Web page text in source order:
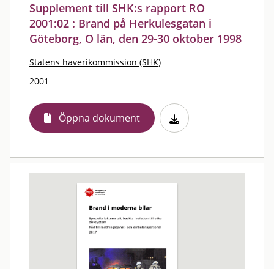
Supplement till SHK:s rapport RO
2001:02 : Brand på Herkulesgatan i
Göteborg, O län, den 29-30 oktober 1998
Statens haverikommission (SHK)
2001
Öppna dokument